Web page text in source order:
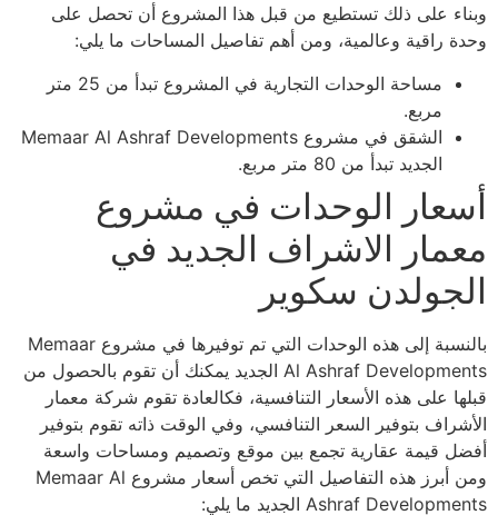
وبناء على ذلك تستطيع من قبل هذا المشروع أن تحصل على
وحدة راقية وعالمية، ومن أهم تفاصيل المساحات ما يلي:
مساحة الوحدات التجارية في المشروع تبدأ من 25 متر
مربع.
الشقق في مشروع Memaar Al Ashraf Developments
الجديد تبدأ من 80 متر مربع.
أسعار الوحدات في مشروع
معمار الاشراف الجديد في
الجولدن سكوير
بالنسبة إلى هذه الوحدات التي تم توفيرها في مشروع Memaar
Al Ashraf Developments الجديد يمكنك أن تقوم بالحصول من
قبلها على هذه الأسعار التنافسية، فكالعادة تقوم شركة معمار
الأشراف بتوفير السعر التنافسي، وفي الوقت ذاته تقوم بتوفير
أفضل قيمة عقارية تجمع بين موقع وتصميم ومساحات واسعة
ومن أبرز هذه التفاصيل التي تخص أسعار مشروع Memaar Al
Ashraf Developments الجديد ما يلي: